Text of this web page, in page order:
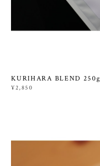
KURIHARA BLEND 250g
¥2,850